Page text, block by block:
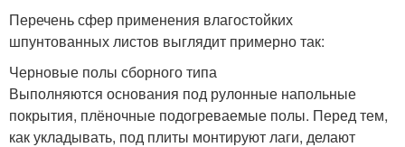
Перечень сфер применения влагостойких
шпунтованных листов выглядит примерно так:
Черновые полы сборного типа
Выполняются основания под рулонные напольные
покрытия, плёночные подогреваемые полы. Перед тем,
как укладывать, под плиты монтируют лаги, делают